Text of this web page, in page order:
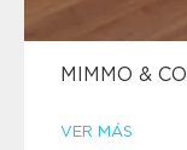
MIMMO & CO
VER MÁS